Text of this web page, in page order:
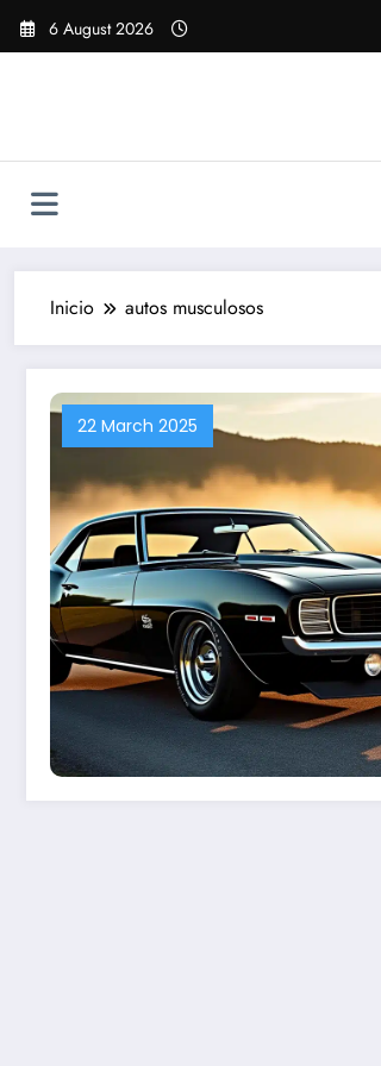
Saltar
6 August 2026
Inicio autos musculosos
22 March 2025